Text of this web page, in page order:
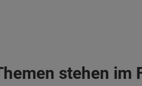
stehen im